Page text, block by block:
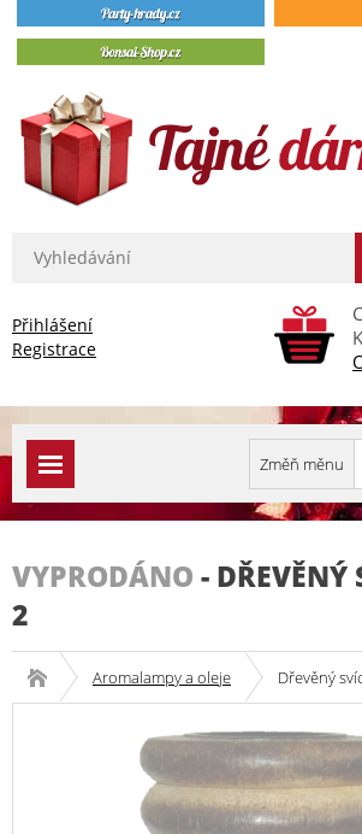
Přihlášení
Registrace
VYPRODÁNO - DŘEVĚNÝ
2
Aromalampy a oleje Dřevěný